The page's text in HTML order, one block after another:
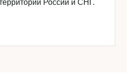
России и СНГ.